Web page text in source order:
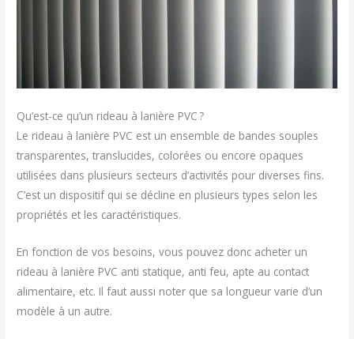
Qu’est-ce qu’un rideau à lanière PVC ?
Le rideau à lanière PVC est un ensemble de bandes souples
transparentes, translucides, colorées ou encore opaques
utilisées dans plusieurs secteurs d’activités pour diverses fins.
C’est un dispositif qui se décline en plusieurs types selon les
propriétés et les caractéristiques.
En fonction de vos besoins, vous pouvez donc acheter un
rideau à lanière PVC anti statique, anti feu, apte au contact
alimentaire, etc. Il faut aussi noter que sa longueur varie d’un
modèle à un autre.